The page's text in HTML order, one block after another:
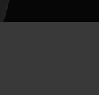
com o
depois,